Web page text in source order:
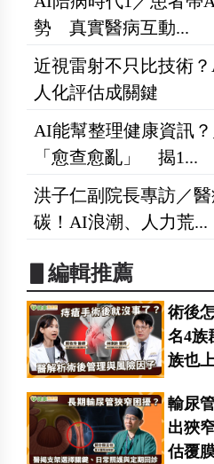
勢 真實醫病互動...
近視雷射不只比技術
人化評估成關鍵
AI能幫整理健康資訊
「愈查愈亂」 揭1...
洪子仁副院長專訪／
碳！AI浪潮、人力荒...
▋編輯推薦
術後
名4族
族也
輸尿
出狹
估覆